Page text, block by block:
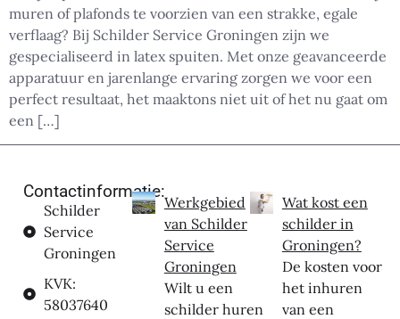
muren of plafonds te voorzien van een strakke, egale
verflaag? Bij Schilder Service Groningen zijn we
gespecialiseerd in latex spuiten. Met onze geavanceerde
apparatuur en jarenlange ervaring zorgen we voor een
perfect resultaat, het maaktons niet uit of het nu gaat om
een […]
Contactinformatie:
Schilder
Service
Groningen
KVK:
58037640
Werkgebied
van Schilder
Service
Groningen
Wilt u een
schilder huren
Wat kost een
schilder in
Groningen?
De kosten voor
het inhuren
van een